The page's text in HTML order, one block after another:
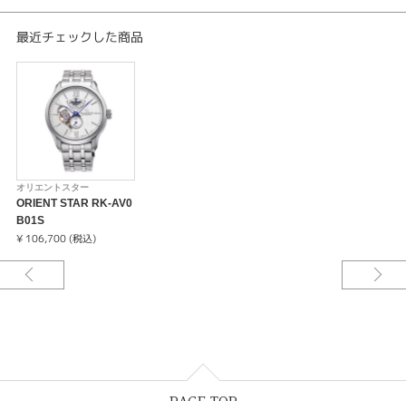
計を作りたい。
最近チェックした商品
オリエントスター
ORIENT STAR RK-AV0
B01S
¥ 106,700 (税込)